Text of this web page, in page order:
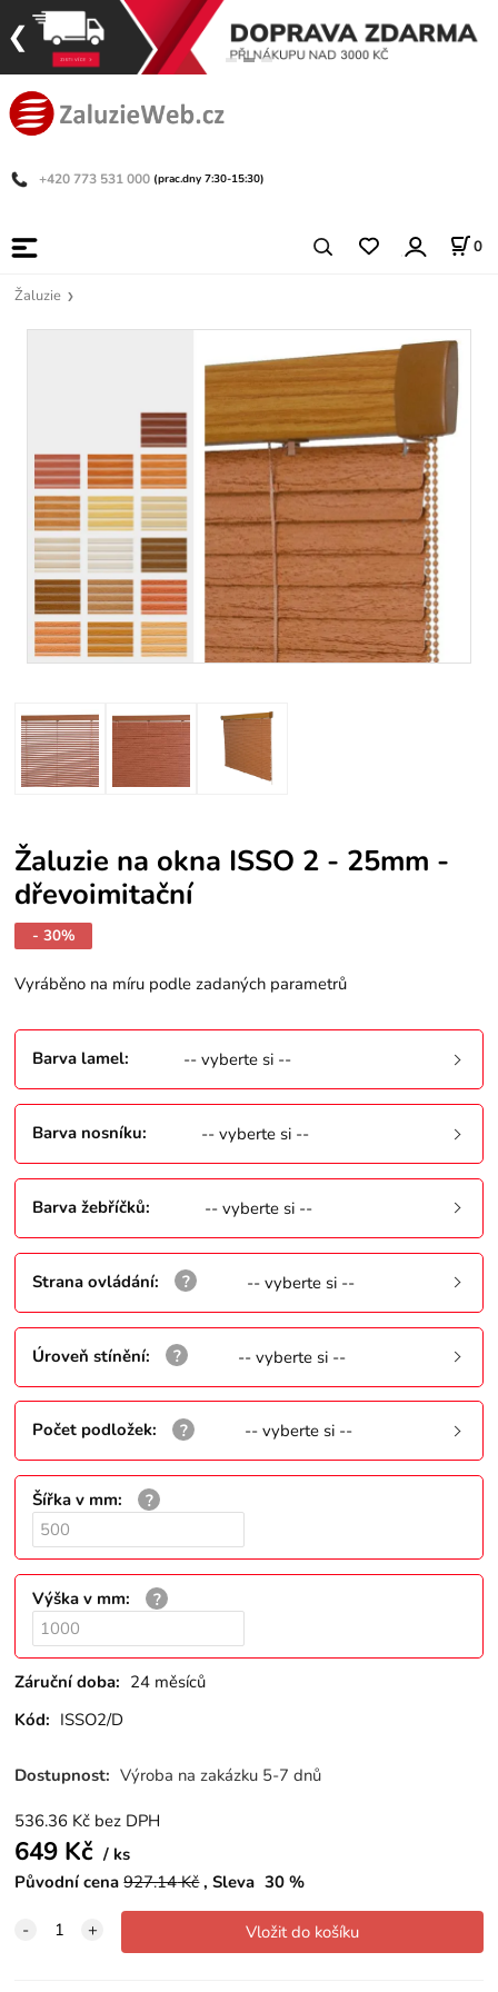
+420 773 531 000 (prac.dny 7:30-15:30)
0
Žaluzie
Žaluzie na okna ISSO 2 - 25mm -
dřevoimitační
- 30%
Vyráběno na míru podle zadaných parametrů
Barva lamel: -- vyberte si --
Barva nosníku: -- vyberte si --
Barva žebříčků: -- vyberte si --
Strana ovládání: -- vyberte si --
Úroveň stínění: -- vyberte si --
Počet podložek: -- vyberte si --
Šířka v mm:
Výška v mm:
Záruční doba: 24 měsíců
Kód: ISSO2/D
Dostupnost: Výroba na zakázku 5-7 dnů
536.36 Kč bez DPH
649 Kč
ks
Původní cena 927.14Kč Sleva 30 %